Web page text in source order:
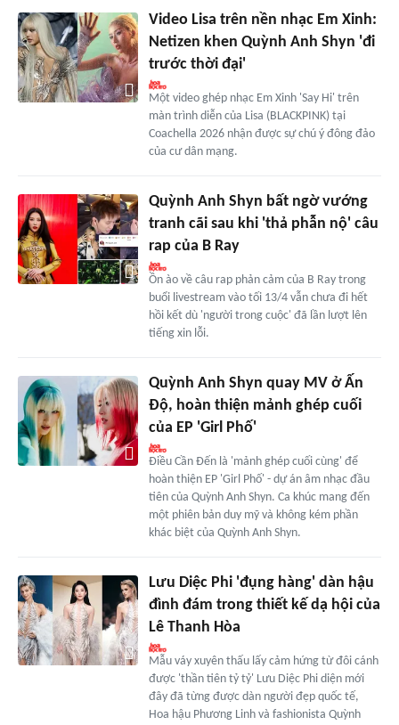
Video Lisa trên nền nhạc Em Xinh:
Netizen khen Quỳnh Anh Shyn 'đi
trước thời đại'
Một video ghép nhạc Em Xinh 'Say Hi' trên
màn trình diễn của Lisa (BLACKPINK) tại
Coachella 2026 nhận được sự chú ý đông đảo
của cư dân mạng.
Quỳnh Anh Shyn bất ngờ vướng
tranh cãi sau khi 'thả phẫn nộ' câu
rap của B Ray
Ồn ào về câu rap phản cảm của B Ray trong
buổi livestream vào tối 13/4 vẫn chưa đi hết
hồi kết dù 'người trong cuộc' đã lần lượt lên
tiếng xin lỗi.
Quỳnh Anh Shyn quay MV ở Ấn
Độ, hoàn thiện mảnh ghép cuối
của EP 'Girl Phố'
Điều Cần Đến là 'mảnh ghép cuối cùng' để
hoàn thiện EP 'Girl Phố' - dự án âm nhạc đầu
tiên của Quỳnh Anh Shyn. Ca khúc mang đến
một phiên bản duy mỹ và không kém phần
khác biệt của Quỳnh Anh Shyn.
Lưu Diệc Phi 'đụng hàng' dàn hậu
đình đám trong thiết kế dạ hội của
Lê Thanh Hòa
Mẫu váy xuyên thấu lấy cảm hứng từ đôi cánh
được 'thần tiên tỷ tỷ' Lưu Diệc Phi diện mới
đây đã từng được dàn người đẹp quốc tế,
Hoa hậu Phương Linh và fashionista Quỳnh